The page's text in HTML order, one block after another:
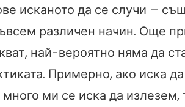
исканото да се случи –
различен начин. Още
най-вероятно няма да
Примерно, ако иска
ми се иска да излезем,